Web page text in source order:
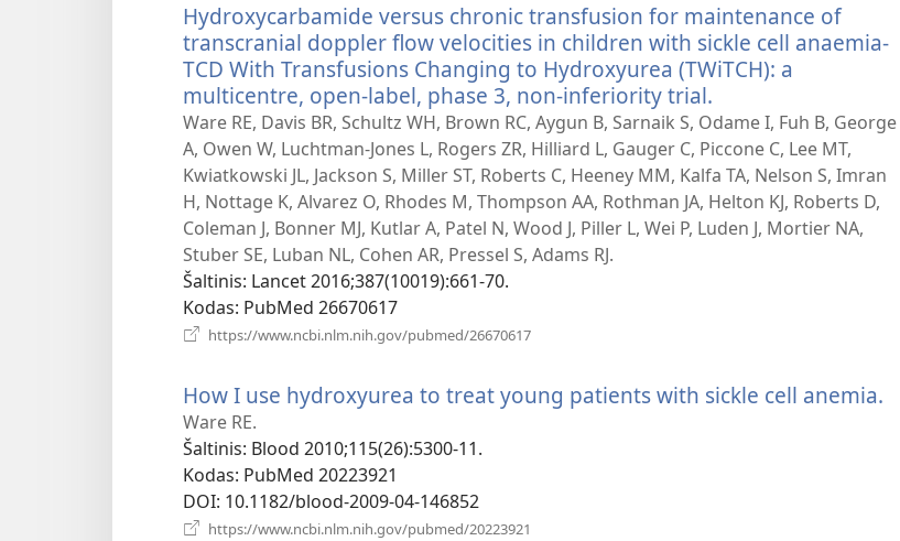
Hydroxycarbamide versus chronic transfusion for maintenance of
transcranial doppler flow velocities in children with sickle cell anaemia-
TCD With Transfusions Changing to Hydroxyurea (TWiTCH): a
multicentre, open-label, phase 3, non-inferiority trial.
naujas
langas)
Ware RE, Davis BR, Schultz WH, Brown RC, Aygun B, Sarnaik S, Odame I, Fuh B, George
A, Owen W, Luchtman-Jones L, Rogers ZR, Hilliard L, Gauger C, Piccone C, Lee MT,
Kwiatkowski JL, Jackson S, Miller ST, Roberts C, Heeney MM, Kalfa TA, Nelson S, Imran
H, Nottage K, Alvarez O, Rhodes M, Thompson AA, Rothman JA, Helton KJ, Roberts D,
Coleman J, Bonner MJ, Kutlar A, Patel N, Wood J, Piller L, Wei P, Luden J, Mortier NA,
Stuber SE, Luban NL, Cohen AR, Pressel S, Adams RJ.
Šaltinis‎: Lancet 2016;387(10019):661-70.
Kodas‎: PubMed 26670617
https://www.ncbi.nlm.nih.gov/pubmed/26670617
How I use hydroxyurea to treat young patients with sickle cell anemia.
Ware RE.
Šaltinis‎: Blood 2010;115(26):5300-11.
Kodas‎: PubMed 20223921
DOI‎: 10.1182/blood-2009-04-146852
https://www.ncbi.nlm.nih.gov/pubmed/20223921